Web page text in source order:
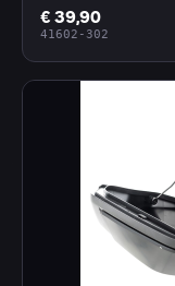
€ 39,90
41602-302